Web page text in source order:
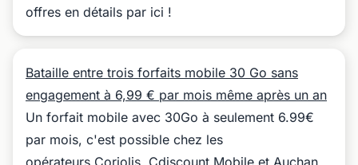
offres en détails par ici !
Bataille entre trois forfaits mobile 30 Go sans
engagement à 6,99 € par mois même après un an
Un forfait mobile avec 30Go à seulement 6.99€
par mois, c'est possible chez les